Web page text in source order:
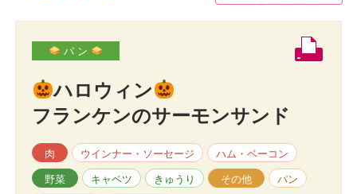
パ ン
ハロウィン
フランケンのサーモンサンド
肉 ウインナー・ソーセージ ハム・ベーコン
野菜 キャベツ きゅうり その他 パン